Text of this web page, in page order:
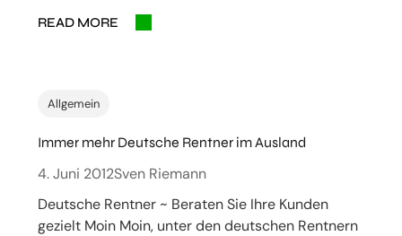
READ MORE
Allgemein
Immer mehr Deutsche Rentner im Ausland
4. Juni 2012Sven Riemann
Deutsche Rentner ~ Beraten Sie Ihre Kunden
gezielt Moin Moin, unter den deutschen Rentnern